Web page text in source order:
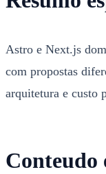
Astro e Next.js
com propostas
arquitetura e custo
Conteudo